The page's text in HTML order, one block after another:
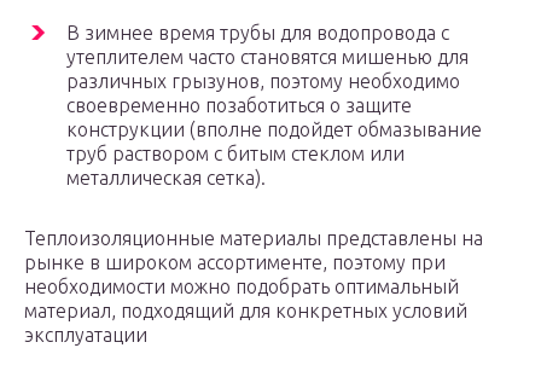
В зимнее время трубы для водопровода с
утеплителем часто становятся мишенью для
различных грызунов, поэтому необходимо
своевременно позаботиться о защите
конструкции (вполне подойдет обмазывание
труб раствором с битым стеклом или
металлическая сетка).
Теплоизоляционные материалы представлены на
рынке в широком ассортименте, поэтому при
необходимости можно подобрать оптимальный
материал, подходящий для конкретных условий
эксплуатации